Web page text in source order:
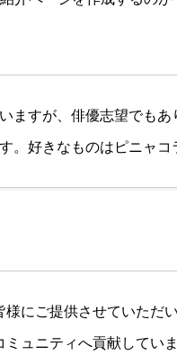
ますが、俳優志望でも
好きなものはピニャコ
にご提供させていただ
ュニティへ貢献していま